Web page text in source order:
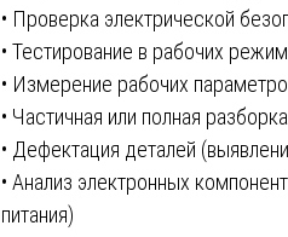
• Проверка электрической
• Тестирование в рабочих
• Измерение рабочих
• Частичная или полная
• Дефектация деталей
• Анализ электронных
питания)